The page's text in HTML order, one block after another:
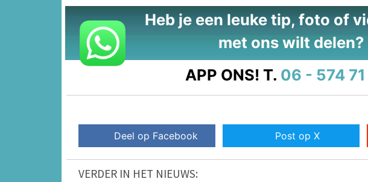
Heb je een leuke tip, foto of
met ons wilt delen?
APP ONS! T. 06 - 574 71
Deel op Facebook Post op X
VERDER IN HET NIEUWS: